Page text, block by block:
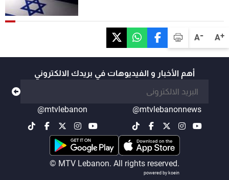
A+
A-
أهم الأخبار و الفيديوهات في بريدك الالكتروني
@mtvlebanonnews
@mtvlebanon
© MTV Lebanon. All rights reserved.
powered by koein